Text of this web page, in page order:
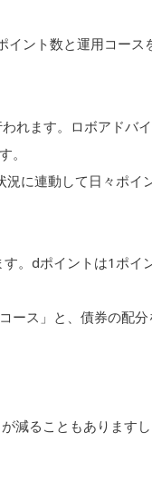
イント数と運用コース
れます。ロボアドバ
。
に連動して日々ポイ
。dポイントは1ポイ
ース」と、債券の配
減ることもあります